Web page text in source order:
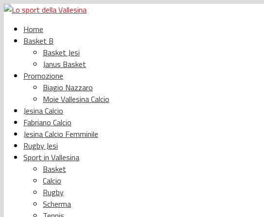
Home
Basket B
Basket Jesi
Janus Basket
Promozione
Biagio Nazzaro
Moie Vallesina Calcio
Jesina Calcio
Fabriano Calcio
Jesina Calcio Femminile
Rugby Jesi
Sport in Vallesina
Basket
Calcio
Rugby
Scherma